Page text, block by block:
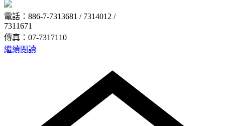
電話：886-7-7313681 / 7314012 /
7311671
傳真：07-7317110
繼續閱讀